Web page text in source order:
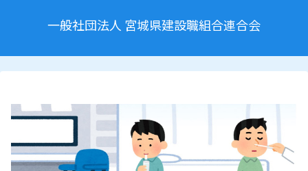
一般社団法人 宮城県建設職組合連合会